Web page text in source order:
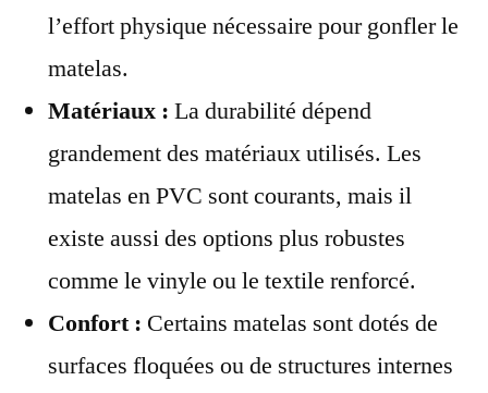
l’effort physique nécessaire pour gonfler le
matelas.
Matériaux : La durabilité dépend
grandement des matériaux utilisés. Les
matelas en PVC sont courants, mais il
existe aussi des options plus robustes
comme le vinyle ou le textile renforcé.
Confort : Certains matelas sont dotés de
surfaces floquées ou de structures internes